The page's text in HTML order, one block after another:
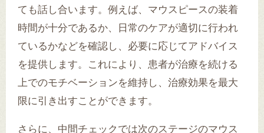
ても話し合います。例えば、マウスピースの装着
時間が十分であるか、日常のケアが適切に行われ
ているかなどを確認し、必要に応じてアドバイス
を提供します。これにより、患者が治療を続ける
上でのモチベーションを維持し、治療効果を最大
限に引き出すことができます。
さらに、中間チェックでは次のステージのマウス